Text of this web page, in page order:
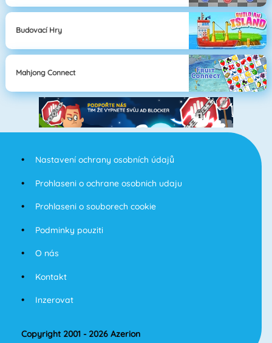
Budovací Hry
Mahjong Connect
Nastavení ochrany osobních údajů
Prohlaseni o ochrane osobnich udaju
Prohlaseni o souborech cookie
Podminky pouziti
O nás
Kontakt
Inzerovat
Copyright 2001 - 2026 Azerion